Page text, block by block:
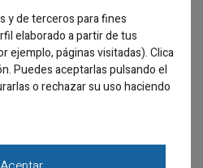
y de terceros para fines
elaborado a partir de tus
ejemplo, páginas visitadas). Clica
Puedes aceptarlas pulsando el
o rechazar su uso haciendo